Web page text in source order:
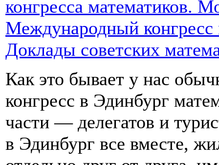
конгресса математиков.
Международный
Доклады советских
Как это бывает у нас
конгресс в Эдинбург
части — делегатов и
в Эдинбург все вместе,